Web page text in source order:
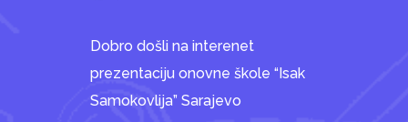
Dobro došli na interenet
prezentaciju onovne škole “Isak
Samokovlija” Sarajevo